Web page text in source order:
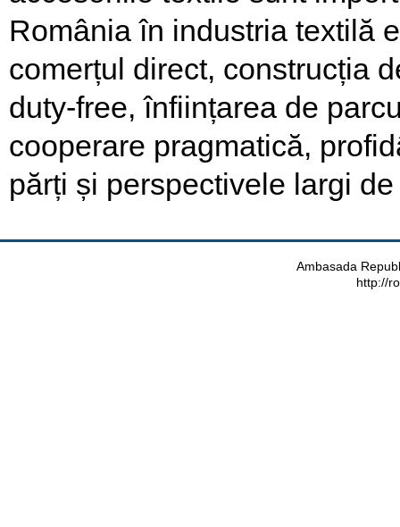
România în industria textilă
comerțul direct, construcția
duty-free, înființarea de
cooperare pragmatică,
părți și perspectivele largi
Ambasada
http://